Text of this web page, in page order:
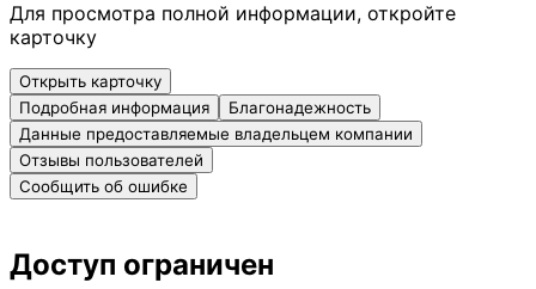
Для просмотра полной информации, откройте
карточку
Открыть карточку
Подробная информация
Благонадежность
Данные предоставляемые владельцем компании
Отзывы пользователей
Сообщить об ошибке
Доступ ограничен